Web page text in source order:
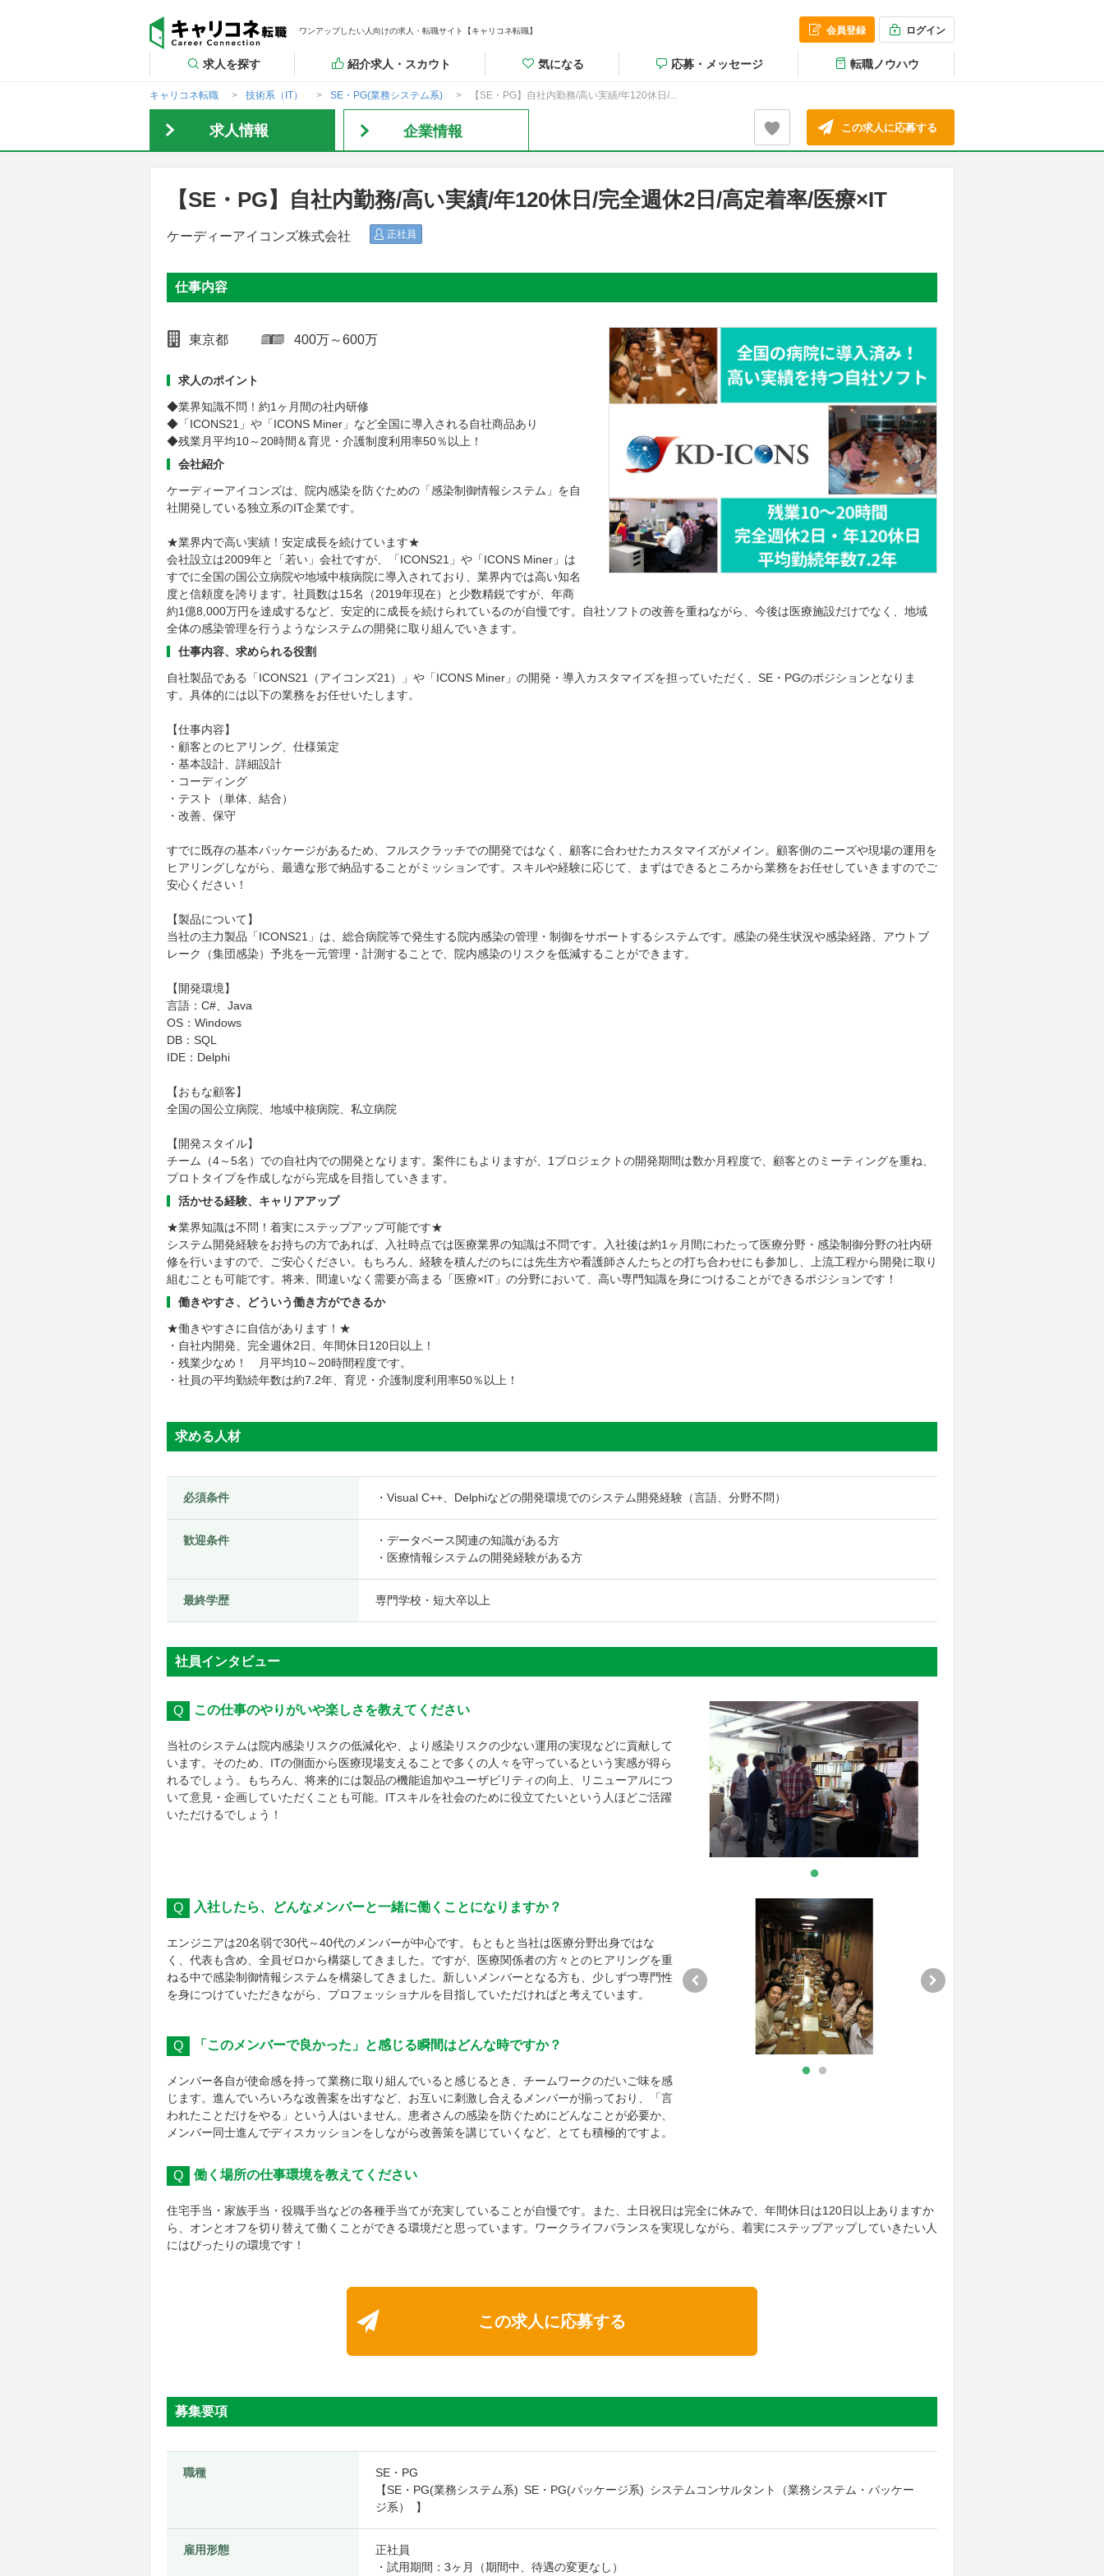
ワンアップしたい人向けの求人・転職サイト【キャリコネ転職】 会員登録 ログイン
求人を探す 紹介求人・スカウト 気になる 応募・メッセージ 転職ノウハウ
キャリコネ転職 技術系（IT） SE・PG(業務システム系) 【SE・PG】自社内勤務/高い実績/年120休日/...
求人情報 企業情報 この求人に応募する
【SE・PG】自社内勤務/高い実績/年120休日/完全週休2日/高定着率/医療×IT
ケーディーアイコンズ株式会社 正社員
仕事内容
東京都 400万～600万
求人のポイント
◆業界知識不問！約1ヶ月間の社内研修
◆「ICONS21」や「ICONS Miner」など全国に導入される自社商品あり
◆残業月平均10～20時間＆育児・介護制度利用率50％以上！
会社紹介
ケーディーアイコンズは、院内感染を防ぐための「感染制御情報システム」を自
社開発している独立系のIT企業です。
★業界内で高い実績！安定成長を続けています★
会社設立は2009年と「若い」会社ですが、「ICONS21」や「ICONS Miner」は
すでに全国の国公立病院や地域中核病院に導入されており、業界内では高い知名
度と信頼度を誇ります。社員数は15名（2019年現在）と少数精鋭ですが、年商
約1億8,000万円を達成するなど、安定的に成長を続けられているのが自慢です。自社ソフトの改善を重ねながら、今後は医療施設だけでなく、地域
全体の感染管理を行うようなシステムの開発に取り組んでいきます。
仕事内容、求められる役割
自社製品である「ICONS21（アイコンズ21）」や「ICONS Miner」の開発・導入カスタマイズを担っていただく、SE・PGのポジションとなりま
す。具体的には以下の業務をお任せいたします。
【仕事内容】
・顧客とのヒアリング、仕様策定
・基本設計、詳細設計
・コーディング
・テスト（単体、結合）
・改善、保守
すでに既存の基本パッケージがあるため、フルスクラッチでの開発ではなく、顧客に合わせたカスタマイズがメイン。顧客側のニーズや現場の運用を
ヒアリングしながら、最適な形で納品することがミッションです。スキルや経験に応じて、まずはできるところから業務をお任せしていきますのでご
安心ください！
【製品について】
当社の主力製品「ICONS21」は、総合病院等で発生する院内感染の管理・制御をサポートするシステムです。感染の発生状況や感染経路、アウトブ
レーク（集団感染）予兆を一元管理・計測することで、院内感染のリスクを低減することができます。
【開発環境】
言語：C#、Java
OS：Windows
DB：SQL
IDE：Delphi
【おもな顧客】
全国の国公立病院、地域中核病院、私立病院
【開発スタイル】
チーム（4～5名）での自社内での開発となります。案件にもよりますが、1プロジェクトの開発期間は数か月程度で、顧客とのミーティングを重ね、
プロトタイプを作成しながら完成を目指していきます。
活かせる経験、キャリアアップ
★業界知識は不問！着実にステップアップ可能です★
システム開発経験をお持ちの方であれば、入社時点では医療業界の知識は不問です。入社後は約1ヶ月間にわたって医療分野・感染制御分野の社内研
修を行いますので、ご安心ください。もちろん、経験を積んだのちには先生方や看護師さんたちとの打ち合わせにも参加し、上流工程から開発に取り
組むことも可能です。将来、間違いなく需要が高まる「医療×IT」の分野において、高い専門知識を身につけることができるポジションです！
働きやすさ、どういう働き方ができるか
★働きやすさに自信があります！★
・自社内開発、完全週休2日、年間休日120日以上！
・残業少なめ！ 月平均10～20時間程度です。
・社員の平均勤続年数は約7.2年、育児・介護制度利用率50％以上！
求める人材
必須条件 ・Visual C++、Delphiなどの開発環境でのシステム開発経験（言語、分野不問）
歓迎条件
・データベース関連の知識がある方
・医療情報システムの開発経験がある方
最終学歴 専門学校・短大卒以上
社員インタビュー
この仕事のやりがいや楽しさを教えてください
当社のシステムは院内感染リスクの低減化や、より感染リスクの少ない運用の実現などに貢献して
います。そのため、ITの側面から医療現場支えることで多くの人々を守っているという実感が得ら
れるでしょう。もちろん、将来的には製品の機能追加やユーザビリティの向上、リニューアルにつ
いて意見・企画していただくことも可能。ITスキルを社会のために役立てたいという人ほどご活躍
いただけるでしょう！
入社したら、どんなメンバーと一緒に働くことになりますか？
エンジニアは20名弱で30代～40代のメンバーが中心です。もともと当社は医療分野出身ではな
く、代表も含め、全員ゼロから構築してきました。ですが、医療関係者の方々とのヒアリングを重
ねる中で感染制御情報システムを構築してきました。新しいメンバーとなる方も、少しずつ専門性
を身につけていただきながら、プロフェッショナルを目指していただければと考えています。
「このメンバーで良かった」と感じる瞬間はどんな時ですか？
メンバー各自が使命感を持って業務に取り組んでいると感じるとき、チームワークのだいご味を感
じます。進んでいろいろな改善案を出すなど、お互いに刺激し合えるメンバーが揃っており、「言
われたことだけをやる」という人はいません。患者さんの感染を防ぐためにどんなことが必要か、
メンバー同士進んでディスカッションをしながら改善策を講じていくなど、とても積極的ですよ。
働く場所の仕事環境を教えてください
住宅手当・家族手当・役職手当などの各種手当てが充実していることが自慢です。また、土日祝日は完全に休みで、年間休日は120日以上ありますか
ら、オンとオフを切り替えて働くことができる環境だと思っています。ワークライフバランスを実現しながら、着実にステップアップしていきたい人
にはぴったりの環境です！
この求人に応募する
募集要項
職種
SE・PG
【SE・PG(業務システム系) SE・PG(パッケージ系) システムコンサルタント（業務システム・パッケー
ジ系） 】
雇用形態
正社員
・試用期間：3ヶ月（期間中、待遇の変更なし）